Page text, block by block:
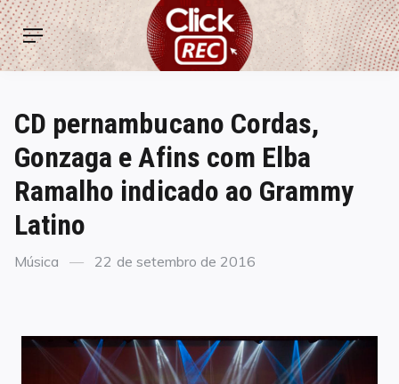
Skip
to
content
ClickREC
Menu
CD pernambucano Cordas,
Gonzaga e Afins com Elba
Ramalho indicado ao Grammy
Latino
Categories
Música
Posted
22 de setembro de 2016